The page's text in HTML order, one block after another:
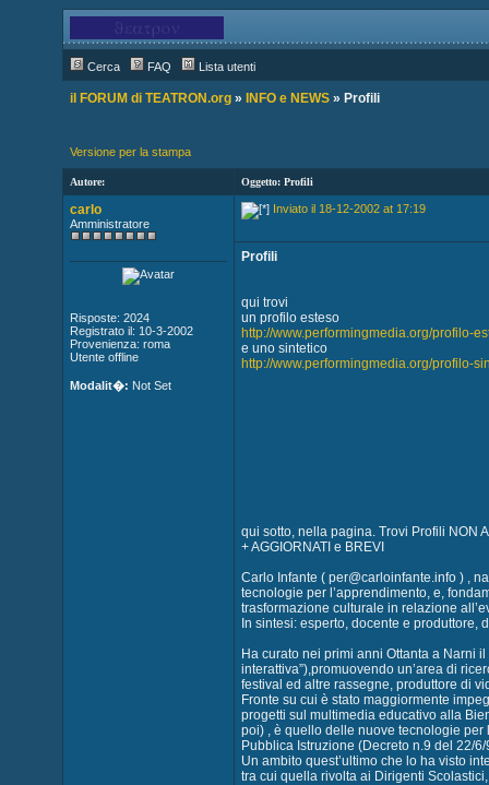
Cerca FAQ Lista utenti
il FORUM di TEATRON.org» INFO e NEWS» Profili
Versione per la stampa
Autore: Oggetto: Profili
carlo
Amministratore
Risposte: 2024
Registrato il: 10-3-2002
Provenienza: roma
Utente offline
Modalit�: Not Set
Inviato il 18-12-2002 at 17:19
Profili
qui trovi
un profilo esteso
http://www.performingmedia.org/profilo-
e uno sintetico
http://www.performingmedia.org/profilo-
qui sotto, nella pagina. Trovi Profili NON
+ AGGIORNATI e BREVI
Carlo Infante ( per@carloinfante.info ) ,
tecnologie per l’apprendimento, e,
trasformazione culturale in relazione
In sintesi: esperto, docente e produttore,
Ha curato nei primi anni Ottanta a Narni
interattiva”),promuovendo un’area di
festival ed altre rassegne, produttore di
Fronte su cui è stato maggiormente
progetti sul multimedia educativo alla
poi) , è quello delle nuove tecnologie per
Pubblica Istruzione (Decreto n.9 del 22/
Un ambito quest’ultimo che lo ha visto
tra cui quella rivolta ai Dirigenti